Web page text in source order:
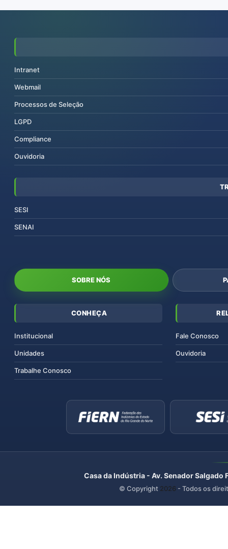
Intranet
Webmail
Processos de Seleção
LGPD
Compliance
Ouvidoria
SESI
SENAI
SOBRE NÓS
CONHEÇA
Institucional
Unidades
Trabalhe Conosco
Fale Conosco
Ouvidoria
Casa da Indústria - Av. Senador
© Copyright 2026 - Todos os